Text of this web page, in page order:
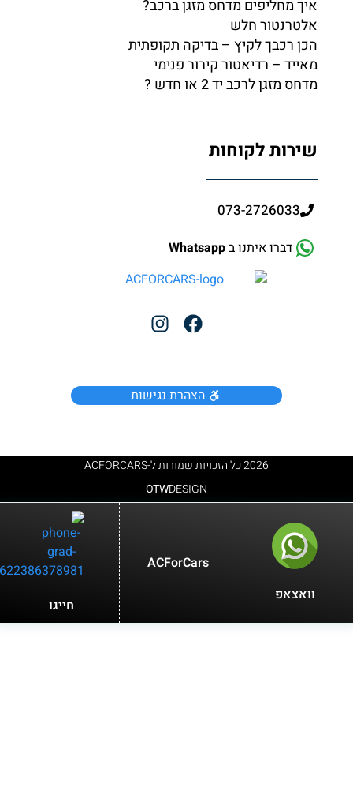
איך מחליפים מדחס מזגן ברכב?
אלטרנטור חלש
הכן רכבך לקיץ – בדיקה תקופתית
מאייד – רדיאטור קירור פנימי
מדחס מזגן לרכב יד 2 או חדש ?
שירות לקוחות
073-2726033
דברו איתנו בWhatsapp
הצהרת נגישות
OTWDESIGN
2026 כל הזכויות שמורות ל-ACFORCARS
וואצאפ
ACForCars
חייגו